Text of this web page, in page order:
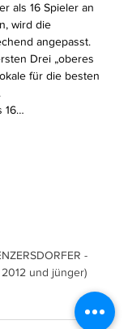
als 16 Spieler an
wird die
angepasst.
Drei „oberes
für die besten
16…
-
und jünger)